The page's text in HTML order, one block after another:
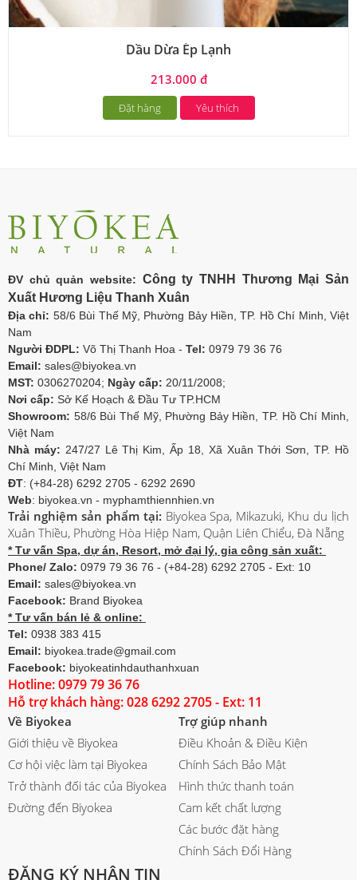
Dầu Dừa Ép Lạnh
213.000 đ
Đặt hàng Yêu thích
ĐV chủ quản website: Công ty TNHH Thương Mại Sản
Xuất Hương Liệu Thanh Xuân
Địa chỉ: 58/6 Bùi Thế Mỹ, Phường Bảy Hiền, TP. Hồ Chí Minh, Việt
Nam
Người ĐDPL: Võ Thị Thanh Hoa - Tel: 0979 79 36 76
Email: sales@biyokea.vn
MST: 0306270204; Ngày cấp: 20/11/2008;
Nơi cấp: Sở Kế Hoạch & Đầu Tư TP.HCM
Showroom: 58/6 Bùi Thế Mỹ, Phường Bảy Hiền, TP. Hồ Chí Minh,
Việt Nam
Nhà máy: 247/27 Lê Thị Kim, Ấp 18, Xã Xuân Thới Sơn, TP. Hồ
Chí Minh, Việt Nam
ĐT: (+84-28) 6292 2705 - 6292 2690
Web: biyokea.vn - myphamthiennhien.vn
Trải nghiệm sản phẩm tại: Biyokea Spa, Mikazuki, Khu du lịch
Xuân Thiều, Phường Hòa Hiệp Nam, Quận Liên Chiểu, Đà Nẵng
* Tư vấn Spa, dự án, Resort, mở đại lý, gia công sản xuất:
Phone/ Zalo: 0979 79 36 76 - (+84-28) 6292 2705 - Ext: 10
Email: sales@biyokea.vn
Facebook: Brand Biyokea
* Tư vấn bán lẻ & online:
Tel: 0938 383 415
Email: biyokea.trade@gmail.com
Facebook: biyokeatinhdauthanhxuan
Hotline: 0979 79 36 76
Hỗ trợ khách hàng: 028 6292 2705 - Ext: 11
Về Biyokea
Giới thiệu về Biyokea
Cơ hội việc làm tại Biyokea
Trở thành đối tác của Biyokea
Đường đến Biyokea
Trợ giúp nhanh
Điều Khoản & Điều Kiện
Chính Sách Bảo Mật
Hình thức thanh toán
Cam kết chất lượng
Các bước đặt hàng
Chính Sách Đổi Hàng
ĐĂNG KÝ NHẬN TIN